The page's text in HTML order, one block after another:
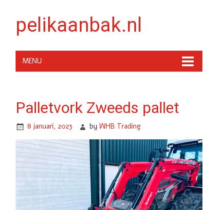
pelikaanbak.nl
MENU
Palletvork Zweeds pallet
8 januari, 2023 byWHB Trading